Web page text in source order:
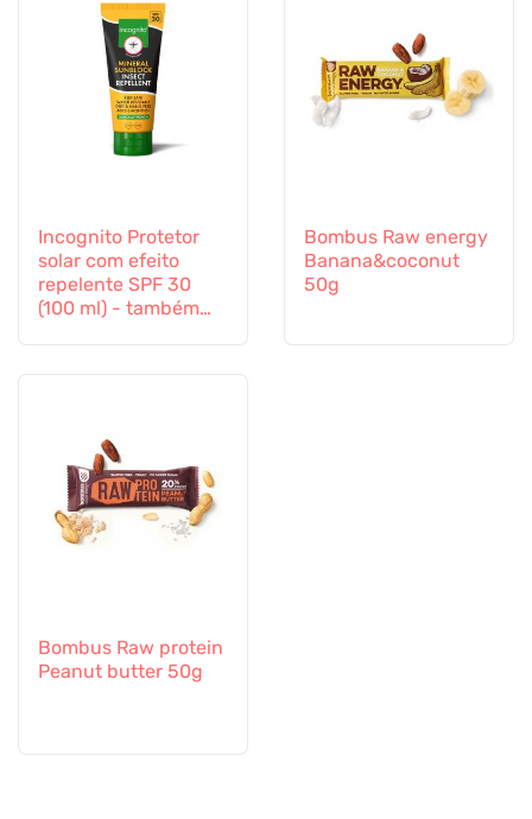
Incognito Protetor
solar com efeito
repelente SPF 30
(100 ml) - também
Bombus Raw energy
Banana&coconut
50g
Bombus Raw protein
Peanut butter 50g